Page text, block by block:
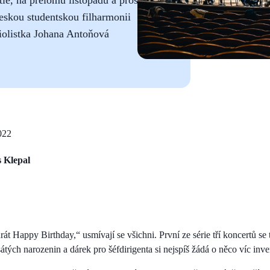
studentskou filharmonii
Johana Antoňová
Klepal
Happy Birthday,“ usmívají se všichni. První ze série tří koncertů se
narozenin a dárek pro šéfdirigenta si nejspíš žádá o něco víc